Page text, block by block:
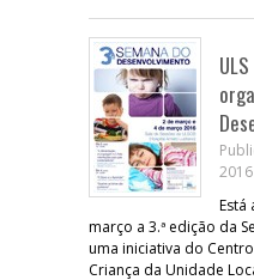
Está
março a 3.ª edição da
uma iniciativa do
Criança da Unidade